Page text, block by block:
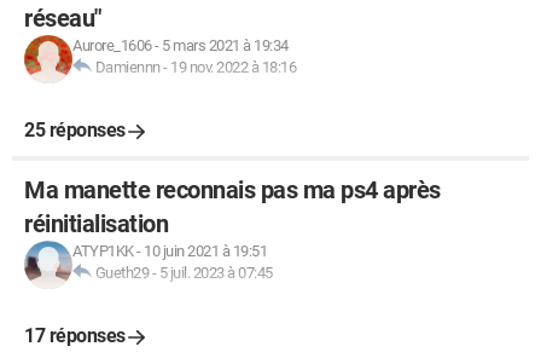
réseau"
Aurore_1606- 5 mars 2021 à 19:34
Damiennn- 19 nov. 2022 à 18:16
25 réponses
Ma manette reconnais pas ma ps4 après
réinitialisation
ATYP1KK- 10 juin 2021 à 19:51
Gueth29- 5 juil. 2023 à 07:45
17 réponses